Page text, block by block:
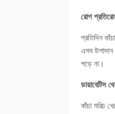
রোগ
প্রতিদিন
এসব উপাদান
পড়ে না।
ডায়াবেটিস
কাঁচা মরিচ